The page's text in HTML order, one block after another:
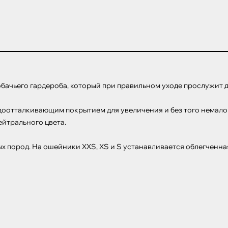
гардероба, который при правильном уходе прослужит
покрытием для увеличения и без того
цвета.
На ошейники XXS, XS и S устанавливается